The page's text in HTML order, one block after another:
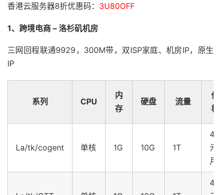
香港云服务器8折优惠码： 3U80OFF
1、跨境电商 – 洛杉矶机房
三网回程联通9929，300M带，双ISP家庭、机房IP，原生
IP
系列 CPU
内
存
硬盘 流量
价
格
La/tk/cogent 单核 1G 10G 1T
47
元/
月
43